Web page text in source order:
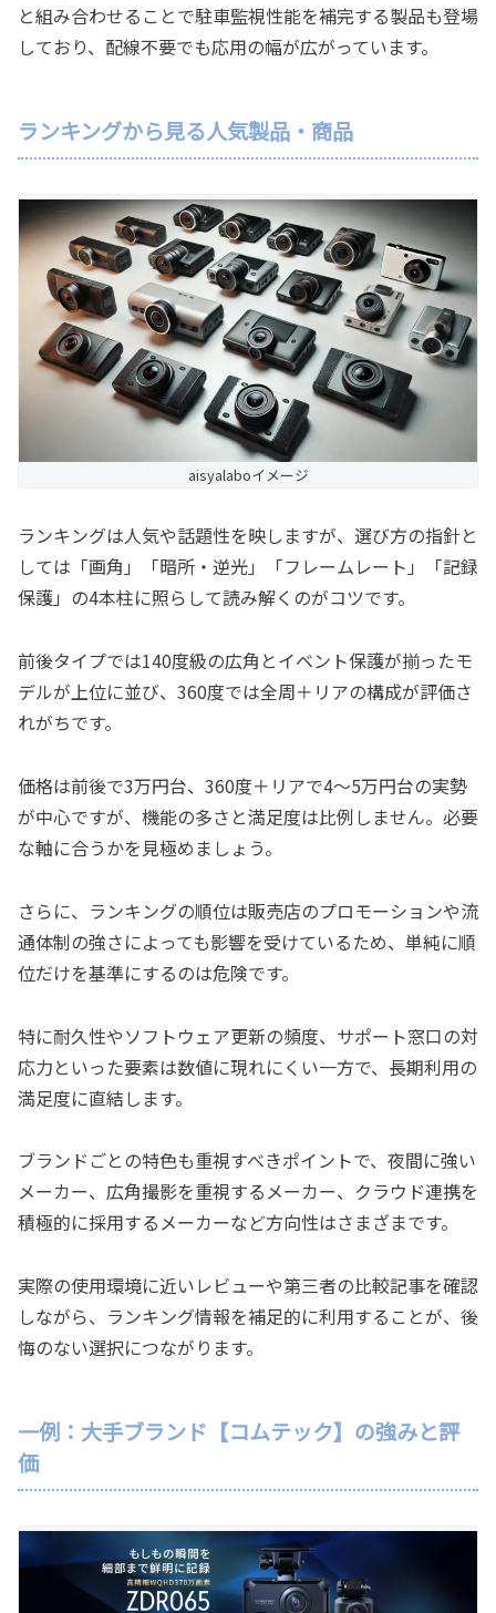
と組み合わせることで駐車監視性能を補完する製品も登場
しており、配線不要でも応用の幅が広がっています。
ランキングから見る人気製品・商品
aisyalaboイメージ
ランキングは人気や話題性を映しますが、選び方の指針と
しては「画角」「暗所・逆光」「フレームレート」「記録
保護」の4本柱に照らして読み解くのがコツです。
前後タイプでは140度級の広角とイベント保護が揃ったモ
デルが上位に並び、360度では全周＋リアの構成が評価さ
れがちです。
価格は前後で3万円台、360度＋リアで4〜5万円台の実勢
が中心ですが、機能の多さと満足度は比例しません。必要
な軸に合うかを見極めましょう。
さらに、ランキングの順位は販売店のプロモーションや流
通体制の強さによっても影響を受けているため、単純に順
位だけを基準にするのは危険です。
特に耐久性やソフトウェア更新の頻度、サポート窓口の対
応力といった要素は数値に現れにくい一方で、長期利用の
満足度に直結します。
ブランドごとの特色も重視すべきポイントで、夜間に強い
メーカー、広角撮影を重視するメーカー、クラウド連携を
積極的に採用するメーカーなど方向性はさまざまです。
実際の使用環境に近いレビューや第三者の比較記事を確認
しながら、ランキング情報を補足的に利用することが、後
悔のない選択につながります。
一例：大手ブランド【コムテック】の強みと評
価